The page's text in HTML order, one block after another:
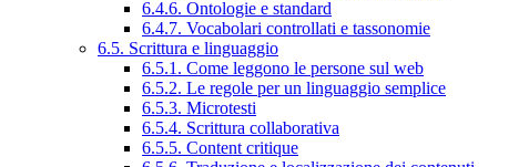
6.4.6. Ontologie e standard
6.4.7. Vocabolari controllati e tassonomie
6.5. Scrittura e linguaggio
6.5.1. Come leggono le persone sul web
6.5.2. Le regole per un linguaggio semplice
6.5.3. Microtesti
6.5.4. Scrittura collaborativa
6.5.5. Content critique